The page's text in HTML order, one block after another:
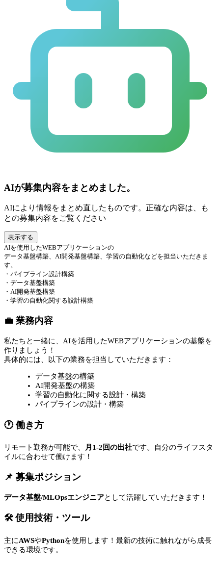
AIが募集内容をまとめました。
AIにより情報をまとめ直したものです。正確な内容は、も
との募集内容をご覧ください
表示する
AIを使用したWEBアプリケーションの
データ基盤構築、AI開発基盤構築、学習の自動化などを担当いただきま
す。
・パイプライン設計構築
・データ基盤構築
・AI開発基盤構築
・学習の自動化関する設計構築
💼 業務内容
私たちと一緒に、AIを活用したWEBアプリケーションの基盤を
作りましょう！
具体的には、以下の業務を担当していただきます：
データ基盤の構築
AI開発基盤の構築
学習の自動化に関する設計・構築
パイプラインの設計・構築
🕐 働き方
リモート勤務が可能で、 月1-2回の出社です。自分のライフスタ
イルに合わせて働けます！
📌 募集ポジション
データ基盤/MLOpsエンジニアとして活躍していただきます！
🛠 使用技術・ツール
主にAWSやPythonを使用します！最新の技術に触れながら成長
できる環境です。